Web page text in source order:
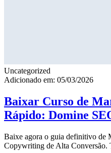
Uncategorized
Adicionado em: 05/03/2026
Baixar Curso de
Rápido: Domine
Baixe agora o guia definitivo de
Copywriting de Alta Conversão.